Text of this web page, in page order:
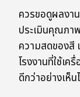
ควรขอดูผลงา
ประเมินคุณภา
ความสดของสี
โรงงานที่ใช้เ
ดีกว่าอย่างเห็น